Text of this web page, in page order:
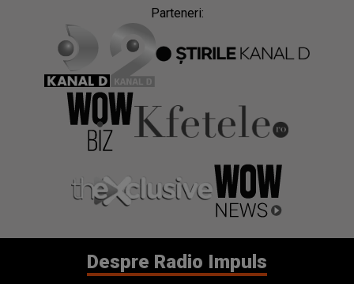
Parteneri:
Despre Radio Impuls